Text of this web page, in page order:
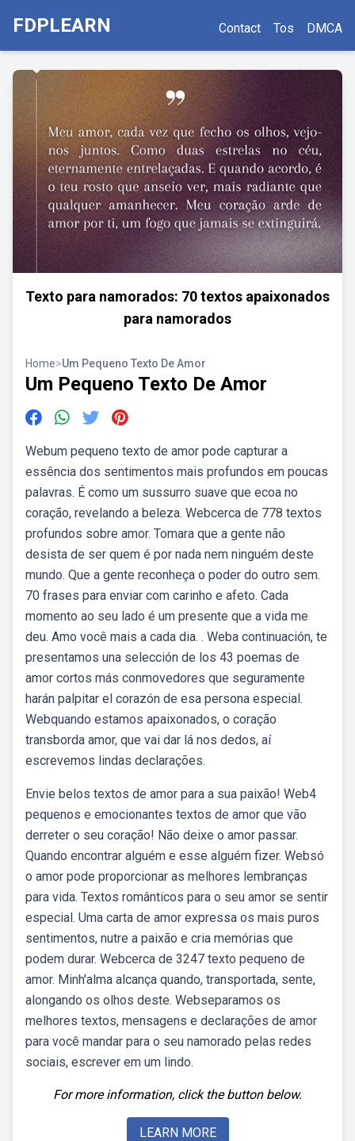
FDPLEARN Contact Tos DMCA
Texto para namorados: 70 textos apaixonados
para namorados
Home>Um Pequeno Texto De Amor
Um Pequeno Texto De Amor
Webum pequeno texto de amor pode capturar a
essência dos sentimentos mais profundos em poucas
palavras. É como um sussurro suave que ecoa no
coração, revelando a beleza. Webcerca de 778 textos
profundos sobre amor. Tomara que a gente não
desista de ser quem é por nada nem ninguém deste
mundo. Que a gente reconheça o poder do outro sem.
70 frases para enviar com carinho e afeto. Cada
momento ao seu lado é um presente que a vida me
deu. Amo você mais a cada dia. . Weba continuación, te
presentamos una selección de los 43 poemas de
amor cortos más conmovedores que seguramente
harán palpitar el corazón de esa persona especial.
Webquando estamos apaixonados, o coração
transborda amor, que vai dar lá nos dedos, aí
escrevemos lindas declarações.
Envie belos textos de amor para a sua paixão! Web4
pequenos e emocionantes textos de amor que vão
derreter o seu coração! Não deixe o amor passar.
Quando encontrar alguém e esse alguém fizer. Websó
o amor pode proporcionar as melhores lembranças
para vida. Textos românticos para o seu amor se sentir
especial. Uma carta de amor expressa os mais puros
sentimentos, nutre a paixão e cria memórias que
podem durar. Webcerca de 3247 texto pequeno de
amor. Minh'alma alcança quando, transportada, sente,
alongando os olhos deste. Webseparamos os
melhores textos, mensagens e declarações de amor
para você mandar para o seu namorado pelas redes
sociais, escrever em um lindo.
For more information, click the button below.
LEARN MORE